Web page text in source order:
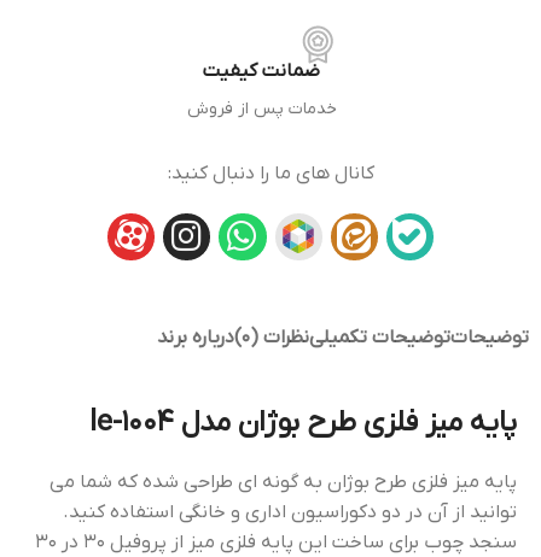
ضمانت کیفیت
خدمات پس از فروش
کانال های ما را دنبال کنید:
توضیحاتتوضیحات تکمیلینظرات (0) درباره برند
پایه میز فلزی طرح بوژان مدل le-1004
پایه میز فلزی طرح بوژان به گونه ای طراحی شده که شما می
توانید از آن در دو دکوراسیون اداری و خانگی استفاده کنید.
سنجد چوب برای ساخت این پایه فلزی میز از پروفیل 30 در 30